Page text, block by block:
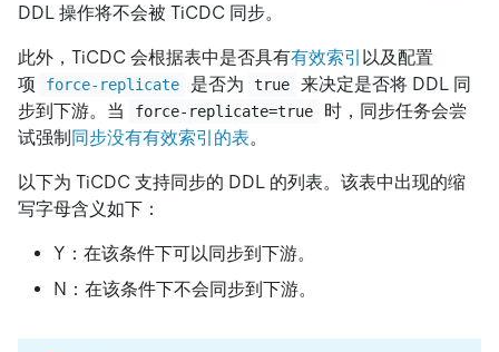
DDL 操作将不会被 TiCDC 同步。
此外，TiCDC 会根据表中是否具有有效索引 以及配置
项
force-replicate 是否为 true
来决定是否将 DDL 同
步到下游。当
force-replicate=true
时，同步任务会尝
试强制同步没有有效索引的表。
以下为 TiCDC 支持同步的 DDL 的列表。该表中出现的缩
写字母含义如下：
Y：在该条件下可以同步到下游。
N：在该条件下不会同步到下游。